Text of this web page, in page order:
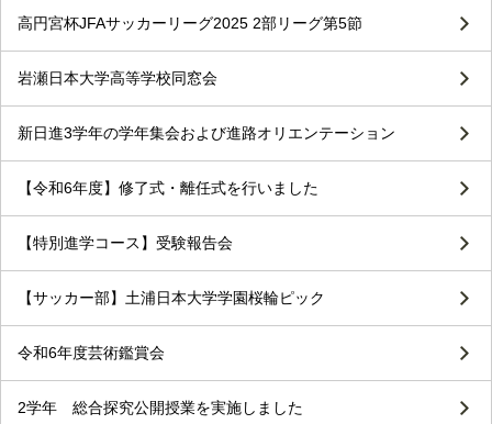
高円宮杯JFAサッカーリーグ2025 2部リーグ第5節
岩瀬日本大学高等学校同窓会
新日進3学年の学年集会および進路オリエンテーション
【令和6年度】修了式・離任式を行いました
【特別進学コース】受験報告会
【サッカー部】土浦日本大学学園桜輪ピック
令和6年度芸術鑑賞会
2学年 総合探究公開授業を実施しました